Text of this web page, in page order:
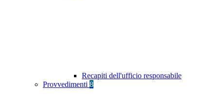
Recapiti dell'ufficio responsabile
Provvedimenti 8